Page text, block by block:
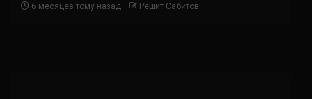
6 месяцев тому назад Решит Сабитов